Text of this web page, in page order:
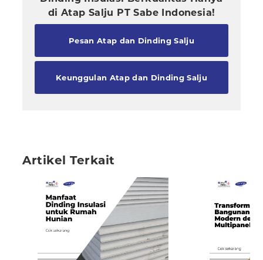
di Atap Salju PT Sabe Indonesia!
Pesan Atap dan Dinding Salju
Keunggulan Atap dan Dinding Salju
Artikel Terkait